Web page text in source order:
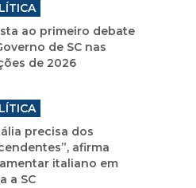
ao primeiro debate
de SC nas
de 2026
precisa dos
afirma
italiano em
a SC